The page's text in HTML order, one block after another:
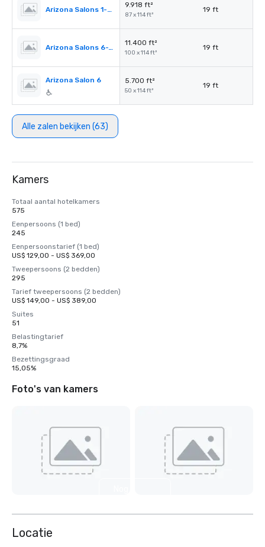
Arizona Salons 1-6 (6 sections)
9.918 ft²
87 x 114 ft²
19 ft
Arizona Salons 6-7 (both sections)
11.400 ft²
100 x 114 ft²
19 ft
Arizona Salon 6 5.700 ft²
50 x 114 ft²
19 ft
Alle zalen bekijken (63)
Kamers
Totaal aantal hotelkamers
575
Eenpersoons (1 bed)
245
Eenpersoonstarief (1 bed)
US$ 129,00 - US$ 369,00
Tweepersoons (2 bedden)
295
Tarief tweepersoons (2 bedden)
US$ 149,00 - US$ 389,00
Suites
51
Belastingtarief
8,7%
Bezettingsgraad
15,05%
Foto's van kamers
Locatie